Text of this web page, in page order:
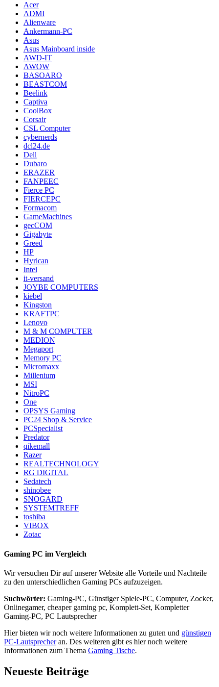
Acer
ADMI
Alienware
Ankermann-PC
Asus
Asus Mainboard inside
AWD-IT
AWOW
BASOARO
BEASTCOM
Beelink
Captiva
CoolBox
Corsair
CSL Computer
cybernerds
dcl24.de
Dell
Dubaro
ERAZER
FANPEEC
Fierce PC
FIERCEPC
Formacom
GameMachines
gecCOM
Gigabyte
Greed
HP
Hyrican
Intel
it-versand
JOYBE COMPUTERS
kiebel
Kingston
KRAFTPC
Lenovo
M & M COMPUTER
MEDION
Megaport
Memory PC
Micromaxx
Millenium
MSI
NitroPC
One
OPSYS Gaming
PC24 Shop & Service
PCSpecialist
Predator
qikemall
Razer
REALTECHNOLOGY
RG DIGITAL
Sedatech
shinobee
SNOGARD
SYSTEMTREFF
toshiba
VIBOX
Zotac
Gaming PC im Vergleich
Wir versuchen Dir auf unserer Website alle Vorteile und Nachteile
zu den unterschiedlichen Gaming PCs aufzuzeigen.
Suchwörter: Gaming-PC, Günstiger Spiele-PC, Computer, Zocker,
Onlinegamer, cheaper gaming pc, Komplett-Set, Kompletter
Gaming-PC, PC Lautsprecher
Hier bieten wir noch weitere Informationen zu guten und günstigen
PC-Lautsprecheran. Des weiteren gibt es hier noch weitere
Informationen zum Thema Gaming Tische.
Neueste Beiträge